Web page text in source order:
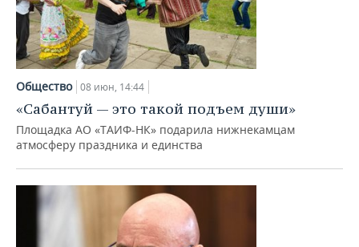
Общество 08 июн, 14:44
«Сабантуй — это такой подъем души»
Площадка АО «ТАИФ-НК» подарила нижнекамцам
атмосферу праздника и единства